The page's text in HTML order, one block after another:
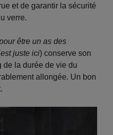
et de garantir la sécurité
verre.
être un as des
juste ici) conserve son
de la durée de vie du
allongée. Un bon